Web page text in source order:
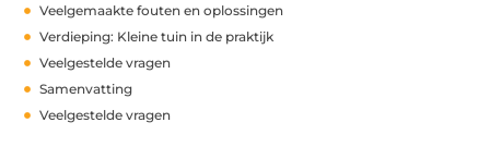
Veelgemaakte fouten en oplossingen
Verdieping: Kleine tuin in de praktijk
Veelgestelde vragen
Samenvatting
Veelgestelde vragen